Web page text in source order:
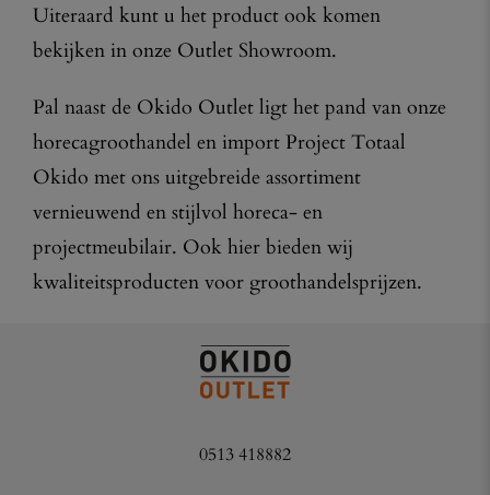
Uiteraard kunt u het product ook komen
bekijken in onze Outlet Showroom.
Pal naast de Okido Outlet ligt het pand van onze
horecagroothandel en import Project Totaal
Okido met ons uitgebreide assortiment
vernieuwend en stijlvol horeca- en
projectmeubilair. Ook hier bieden wij
kwaliteitsproducten voor groothandelsprijzen.
0513 418882